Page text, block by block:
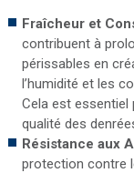
Fraîcheur et
contribuent à
périssables en
l’humidité et les
Cela est essentiel
qualité des
Résistance aux
protection contre